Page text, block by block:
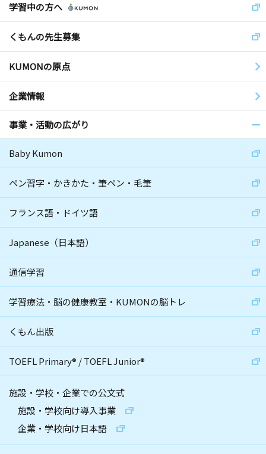
学習中の方へ
くもんの先生募集
KUMONの原点
企業情報
事業・活動の広がり
Baby Kumon
ペン習字・かきかた・筆ペン・毛筆
フランス語・ドイツ語
Japanese（日本語）
通信学習
学習療法・脳の健康教室・KUMONの脳トレ
くもん出版
TOEFL Primary® /TOEFL Junior®
施設・学校・企業での公文式
施設・学校向け導入事業
企業・学校向け日本語